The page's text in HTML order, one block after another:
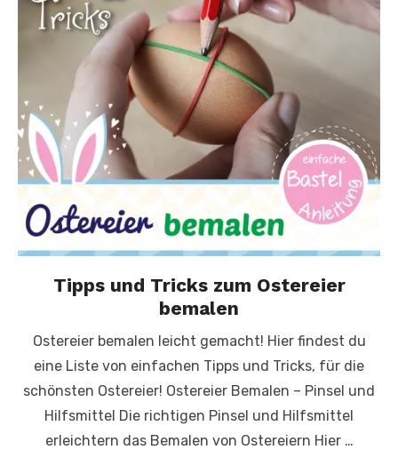
Tipps und Tricks zum Ostereier
bemalen
Ostereier bemalen leicht gemacht! Hier findest du
eine Liste von einfachen Tipps und Tricks, für die
schönsten Ostereier! Ostereier Bemalen – Pinsel und
Hilfsmittel Die richtigen Pinsel und Hilfsmittel
erleichtern das Bemalen von Ostereiern Hier …